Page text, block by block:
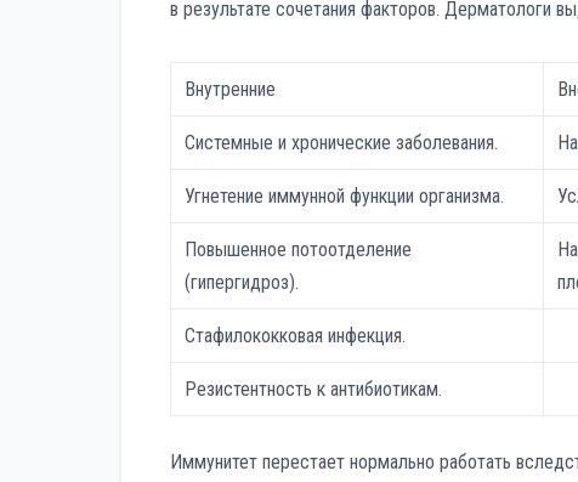
в результате сочетания факторов. Дерматологи
Внутренние
Системные и хронические заболевания.
Угнетение иммунной функции организма.
Повышенное потоотделение
(гипергидроз).
Стафилококковая инфекция.
Резистентность к антибиотикам.
Иммунитет перестает нормально работать